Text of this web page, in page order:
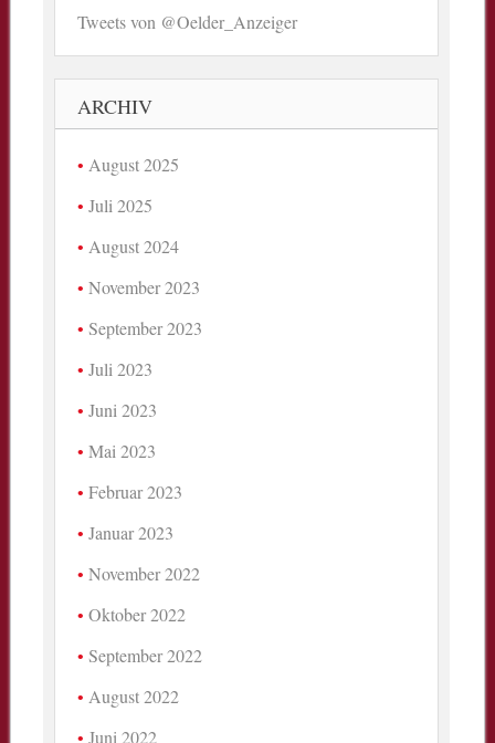
Tweets von @Oelder_Anzeiger
ARCHIV
August 2025
Juli 2025
August 2024
November 2023
September 2023
Juli 2023
Juni 2023
Mai 2023
Februar 2023
Januar 2023
November 2022
Oktober 2022
September 2022
August 2022
Juni 2022